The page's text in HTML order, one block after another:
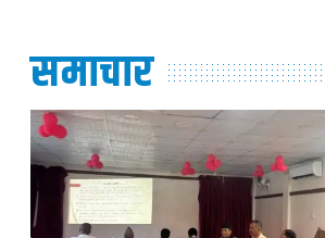
समाचार